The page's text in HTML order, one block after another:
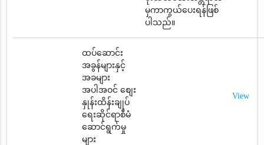
မှကာကွယ်ပေးရန်ဖြစ်
ပါသည်။
ထပ်ဆောင်း
အခွန်များနှင့်
အခများ
အပါအဝင် စျေး
နှုန်းထိန်းချုပ်
ရေးဆိုင်ရာစီမံ
ဆောင်ရွက်မှု
များ
View